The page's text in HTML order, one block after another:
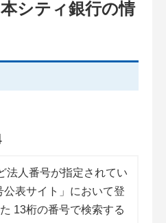
シティ銀行の情
法人番号が指定されてい
公表サイト」において登
13桁の番号で検索する